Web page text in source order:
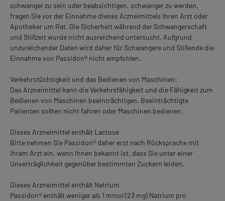
schwanger zu sein oder beabsichtigen, schwanger zu werden,
fragen Sie vor der Einnahme dieses Arzneimittels Ihren Arzt oder
Apotheker um Rat. Die Sicherheit während der Schwangerschaft
und Stillzeit wurde nicht ausreichend untersucht. Aufgrund
unzureichender Daten wird daher für Schwangere und Stillende die
Einnahme von Passidon® nicht empfohlen.
Verkehrstüchtigkeit und das Bedienen von Maschinen:
Das Arzneimittel kann die Verkehrsfähigkeit und die Fähigkeit zum
Bedienen von Maschinen beeinträchtigen. Beeinträchtigte
Patienten sollten nicht fahren oder Maschinen bedienen.
Dieses Arzneimittel enthält Lactose
Bitte nehmen Sie Passidon® daher erst nach Rücksprache mit
Ihrem Arzt ein, wenn Ihnen bekannt ist, dass Sie unter einer
Unverträglichkeit gegenüber bestimmten Zuckern leiden.
Dieses Arzneimittel enthält Natrium
Passidon® enthält weniger als 1 mmol (23 mg) Natrium pro